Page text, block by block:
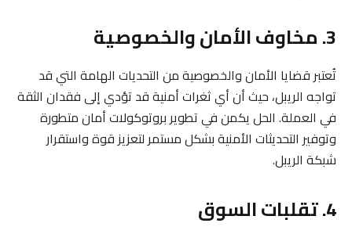
3. مخاوف الأمان والخصوصية
تُعتبر قضايا الأمان والخصوصية من التحديات الهامة التي قد
تواجه الريبل، حيث أن أي ثغرات أمنية قد تؤدي إلى فقدان الثقة
في العملة. الحل يكمن في تطوير بروتوكولات أمان متطورة
وتوفير التحديثات الأمنية بشكل مستمر لتعزيز قوة واستقرار
شبكة الريبل.
4. تقلبات السوق